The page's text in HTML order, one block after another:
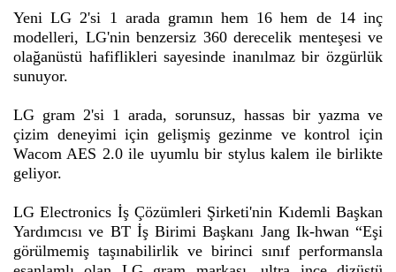
Yeni LG 2'si 1 arada gramın hem 16 hem de 14 inç
modelleri, LG'nin benzersiz 360 derecelik menteşesi ve
olağanüstü hafiflikleri sayesinde inanılmaz bir özgürlük
sunuyor.
LG gram 2'si 1 arada, sorunsuz, hassas bir yazma ve
çizim deneyimi için gelişmiş gezinme ve kontrol için
Wacom AES 2.0 ile uyumlu bir stylus kalem ile birlikte
geliyor.
LG Electronics İş Çözümleri Şirketi'nin Kıdemli Başkan
Yardımcısı ve BT İş Birimi Başkanı Jang Ik-hwan “Eşi
görülmemiş taşınabilirlik ve birinci sınıf performansla